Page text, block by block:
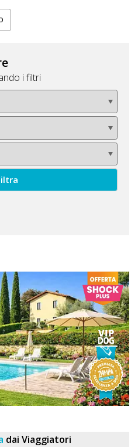
i filtri
dai Viaggiatori